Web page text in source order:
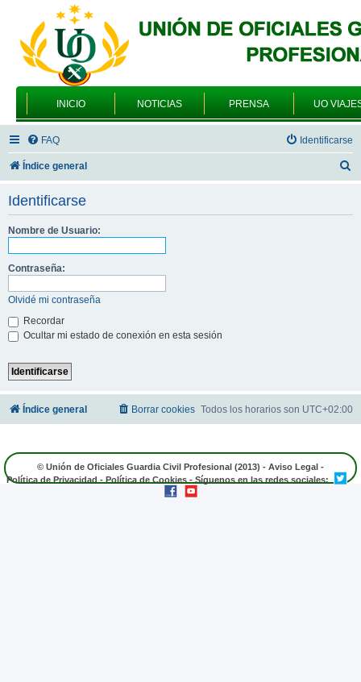
INICIO NOTICIAS PRENSA UO
FAQ Identificarse
Índice general
Identificarse
Nombre de Usuario:
Contraseña:
Olvidé mi contraseña
Recordar
Ocultar mi estado de conexión en esta sesión
Índice general Todos los horarios son UTC+02:00
Borrar cookies
© Unión de Oficiales Guardia Civil Profesional (2013) - Aviso Legal -
Política de Privacidad - Política de Cookies - Síguenos en las redes sociales: